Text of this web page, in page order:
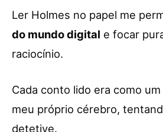
Ler Holmes no papel me
do mundo digital e focar
raciocínio.
Cada conto lido era como
meu próprio cérebro,
detetive.